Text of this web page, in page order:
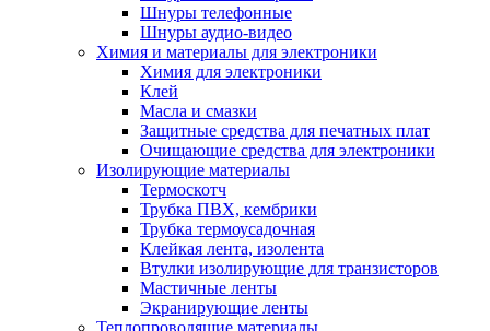
Шнуры телефонные
Шнуры аудио-видео
Химия и материалы для электроники
Химия для электроники
Клей
Масла и смазки
Защитные средства для печатных плат
Очищающие средства для электроники
Изолирующие материалы
Термоскотч
Трубка ПВХ, кембрики
Трубка термоусадочная
Клейкая лента, изолента
Втулки изолирующие для транзисторов
Мастичные ленты
Экранирующие ленты
Теплопроводящие материалы